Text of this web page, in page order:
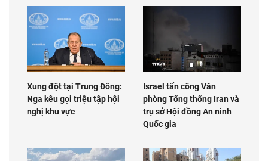
Xung đột tại Trung Đông:
Nga kêu gọi triệu tập hội
nghị khu vực
Israel tấn công Văn
phòng Tổng thống Iran và
trụ sở Hội đồng An ninh
Quốc gia